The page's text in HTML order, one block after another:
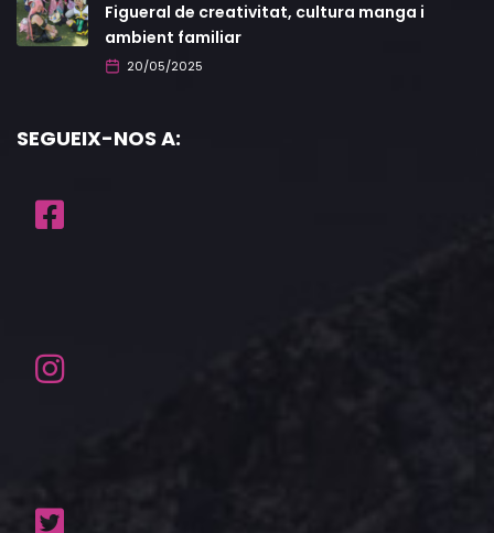
Figueral de creativitat, cultura manga i
ambient familiar
20/05/2025
SEGUEIX-NOS A: